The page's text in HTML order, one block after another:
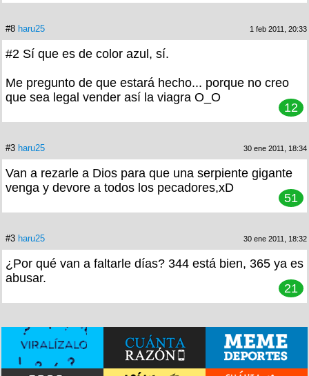
#8 haru25 1 feb 2011, 20:33
#2 Sí que es de color azul, sí.
Me pregunto de que estará hecho... porque no creo
que sea legal vender así la viagra O_O
12
#3 haru25 30 ene 2011, 18:34
Van a rezarle a Dios para que una serpiente gigante
venga y devore a todos los pecadores,xD
51
#3 haru25 30 ene 2011, 18:32
¿Por qué van a faltarle días? 344 está bien, 365 ya es
abusar.
21